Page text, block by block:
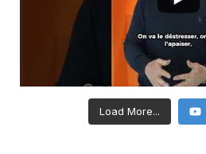
Load More...